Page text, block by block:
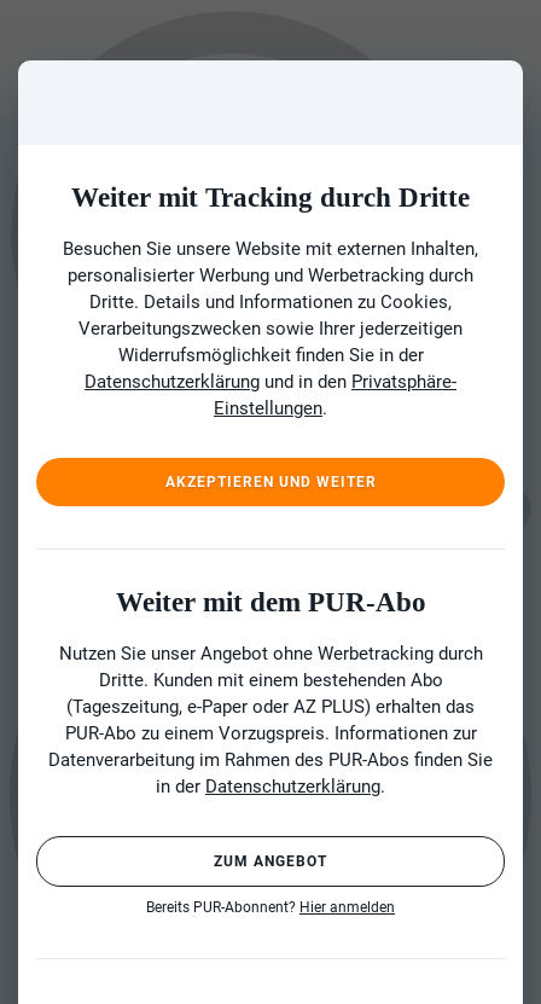
Weiter mit Tracking durch Dritte
Besuchen Sie unsere Website mit externen Inhalten,
personalisierter Werbung und Werbetracking durch
Dritte. Details und Informationen zu Cookies,
Verarbeitungszwecken sowie Ihrer jederzeitigen
Widerrufsmöglichkeit finden Sie in der
Datenschutzerklärung und in den Privatsphäre-
Einstellungen.
AKZEPTIEREN UND WEITER
Weiter mit dem PUR-Abo
Nutzen Sie unser Angebot ohne Werbetracking durch
Dritte. Kunden mit einem bestehenden Abo
(Tageszeitung, e-Paper oder AZ PLUS) erhalten das
PUR-Abo zu einem Vorzugspreis. Informationen zur
Datenverarbeitung im Rahmen des PUR-Abos finden Sie
in der Datenschutzerklärung.
ZUM ANGEBOT
Bereits PUR-Abonnent? Hier anmelden